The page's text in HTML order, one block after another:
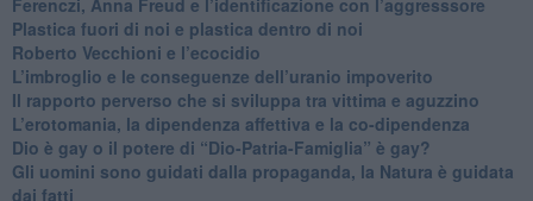
Plastica fuori di noi e plastica dentro di noi
​Roberto Vecchioni e l’ecocidio
​L’imbroglio e le conseguenze dell’uranio impoverito
​Il rapporto perverso che si sviluppa tra vittima e aguzzino
L’erotomania, la dipendenza affettiva e la co-dipendenza
​Dio è gay o il potere di “Dio-Patria-Famiglia” è gay?
​Gli uomini sono guidati dalla propaganda, la Natura è guidata
dai fatti